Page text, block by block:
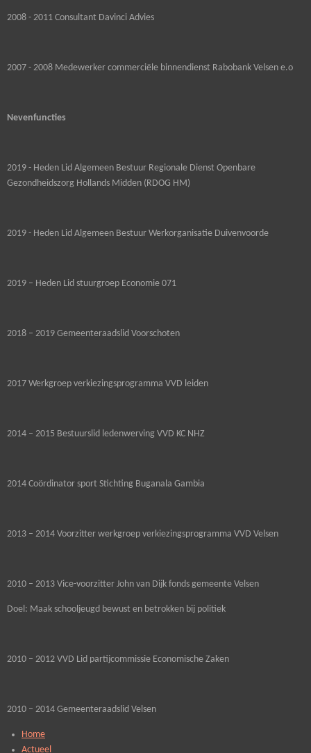
2008 - 2011 Consultant Davinci Advies
2007 - 2008 Medewerker commerciële binnendienst Rabobank Velsen e.o
Nevenfuncties
2019 - Heden Lid Algemeen Bestuur Regionale Dienst Openbare
Gezondheidszorg Hollands Midden (RDOG HM)
2019 - Heden Lid Algemeen Bestuur Werkorganisatie Duivenvoorde
2019 – Heden Lid stuurgroep Economie 071
2018 – 2019 Gemeenteraadslid Voorschoten
2017 Werkgroep verkiezingsprogramma VVD leiden
2014 – 2015 Bestuurslid ledenwerving VVD KC NHZ
2014 Coördinator sport Stichting Buganala Gambia
2013 – 2014 Voorzitter werkgroep verkiezingsprogramma VVD Velsen
2010 – 2013 Vice-voorzitter John van Dijk fonds gemeente Velsen
Doel: Maak schooljeugd bewust en betrokken bij politiek
2010 – 2012 VVD Lid partijcommissie Economische Zaken
2010 – 2014 Gemeenteraadslid Velsen
Home
Actueel